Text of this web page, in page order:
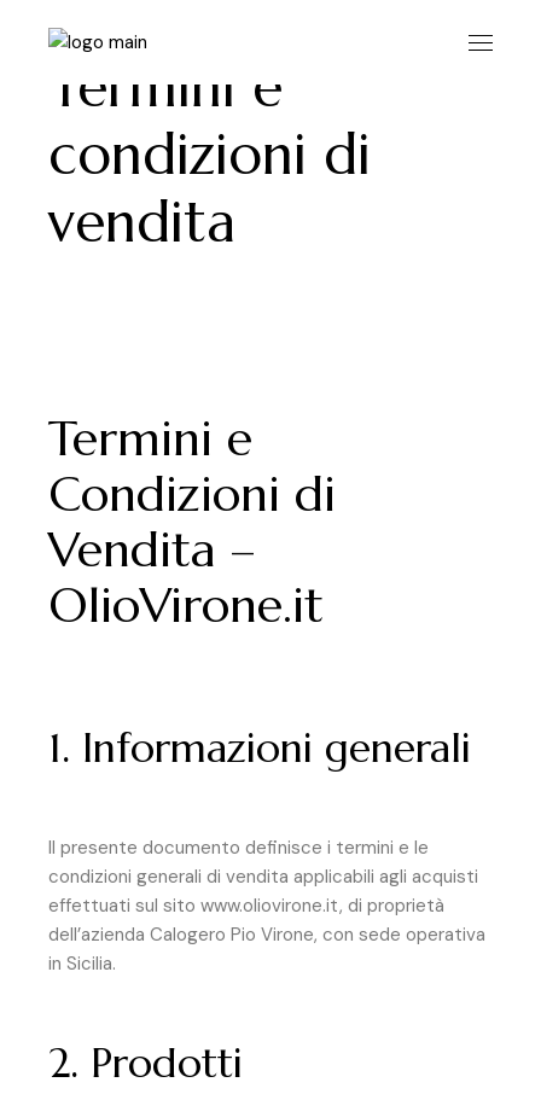
Termini e
condizioni di
vendita
Termini e
Condizioni di
Vendita –
OlioVirone.it
1. Informazioni generali
Il presente documento definisce i termini e le
condizioni generali di vendita applicabili agli acquisti
effettuati sul sito www.oliovirone.it, di proprietà
dell’azienda Calogero Pio Virone, con sede operativa
in Sicilia.
2. Prodotti